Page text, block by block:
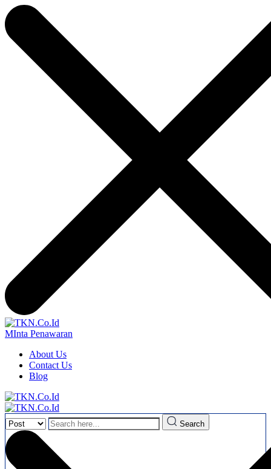
MInta Penawaran
About Us
Contact Us
Blog
Search